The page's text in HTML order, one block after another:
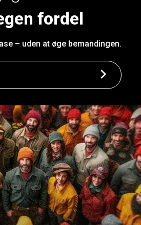
fordel
– uden at øge bemandingen.